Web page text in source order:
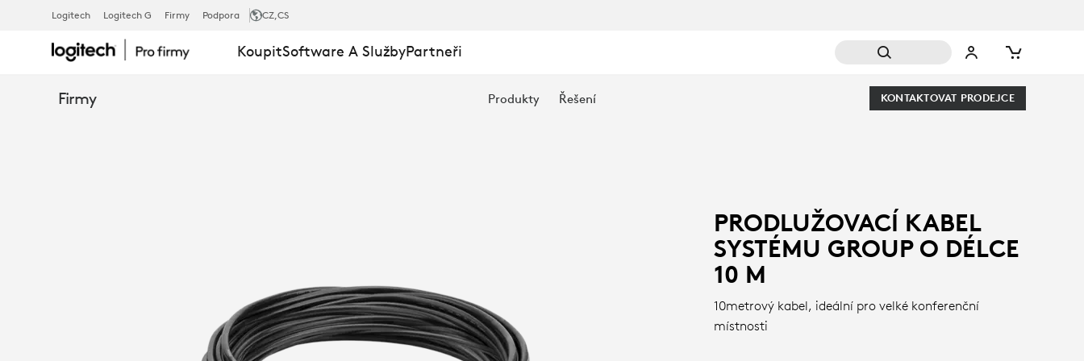
PRODLUŽOVACÍ
KABEL
Logitech Logitech G Firmy Podpora CZ,CS
KoupitSoftware A SlužbyPartneři
Firmy Produkty Řešení KONTAKTOVAT PRODEJCE
PRODLUŽOVACÍ KABEL
SYSTÉMU GROUP O DÉLCE
10 M
10metrový kabel, ideální pro velké konferenční
místnosti